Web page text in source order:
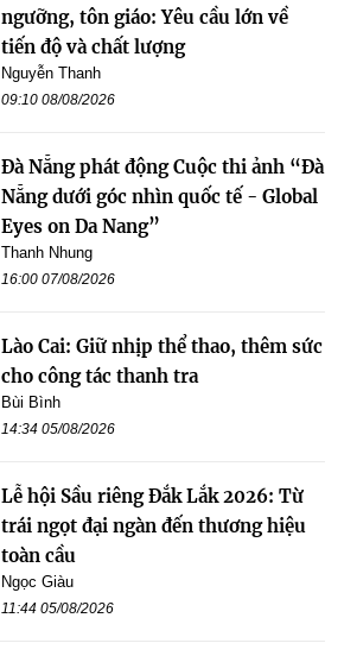
ngưỡng, tôn giáo: Yêu cầu lớn về
tiến độ và chất lượng
Nguyễn Thanh
09:10 08/08/2026
Đà Nẵng phát động Cuộc thi ảnh “Đà
Nẵng dưới góc nhìn quốc tế - Global
Eyes on Da Nang”
Thanh Nhung
16:00 07/08/2026
Lào Cai: Giữ nhịp thể thao, thêm sức
cho công tác thanh tra
Bùi Bình
14:34 05/08/2026
Lễ hội Sầu riêng Đắk Lắk 2026: Từ
trái ngọt đại ngàn đến thương hiệu
toàn cầu
Ngọc Giàu
11:44 05/08/2026